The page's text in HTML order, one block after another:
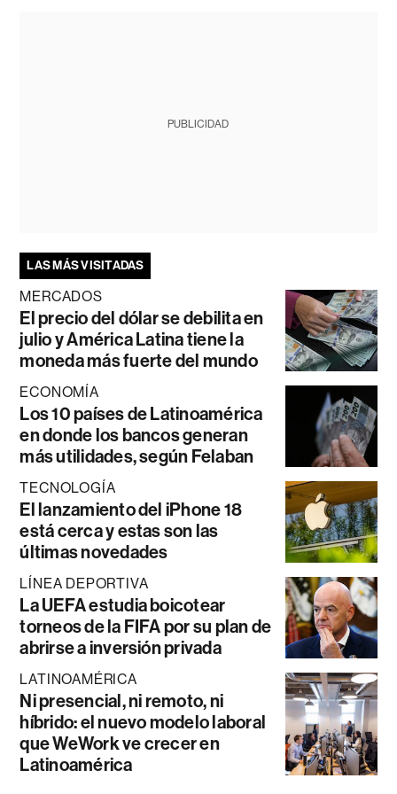
PUBLICIDAD
LAS MÁS VISITADAS
MERCADOS
El precio del dólar se debilita en
julio y América Latina tiene la
moneda más fuerte del mundo
ECONOMÍA
Los 10 países de Latinoamérica
en donde los bancos generan
más utilidades, según Felaban
TECNOLOGÍA
El lanzamiento del iPhone 18
está cerca y estas son las
últimas novedades
LÍNEA DEPORTIVA
La UEFA estudia boicotear
torneos de la FIFA por su plan de
abrirse a inversión privada
LATINOAMÉRICA
Ni presencial, ni remoto, ni
híbrido: el nuevo modelo laboral
que WeWork ve crecer en
Latinoamérica